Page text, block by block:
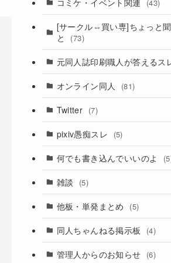
(43)
[サークル⇔買い専]ちょっと
と
(73)
元同人誌印刷職人が答えるス
オンライン同人 (81)
Twitter (7)
pixiv愚痴スレ (5)
何でも書き込んでいいのよ
雑談 (5)
他板・単発まとめ (5)
同人ちゃんねる掲示板 (4)
管理人からのお知らせ (6)